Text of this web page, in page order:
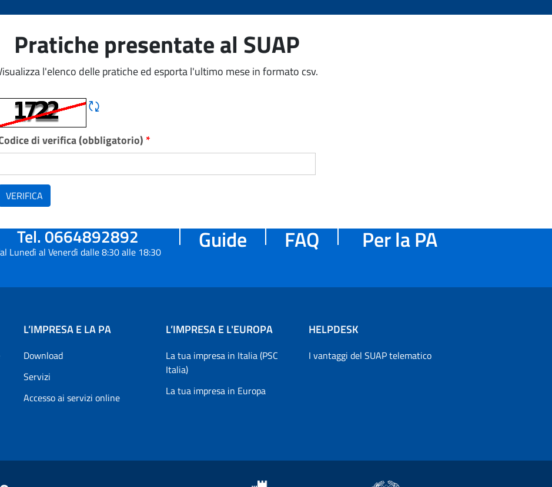
Pratiche presentate al SUAP
l'elenco delle pratiche ed esporta l'ultimo mese in formato csv.
Rigene CAPTCHA
di verifica (obbligatorio) *
VERIFICA
Tel. 0664892892
Lunedì al Venerdì dalle 8:30 alle 18:30 Guide FAQ Per la PA
L’IMPRESA E LA PA
Download
Servizi
Accesso ai servizi online
L’IMPRESA E L'EUROPA
La tua impresa in Italia (PSC
Italia)
La tua impresa in Europa
HELPDESK
I vantaggi del SUAP telematico